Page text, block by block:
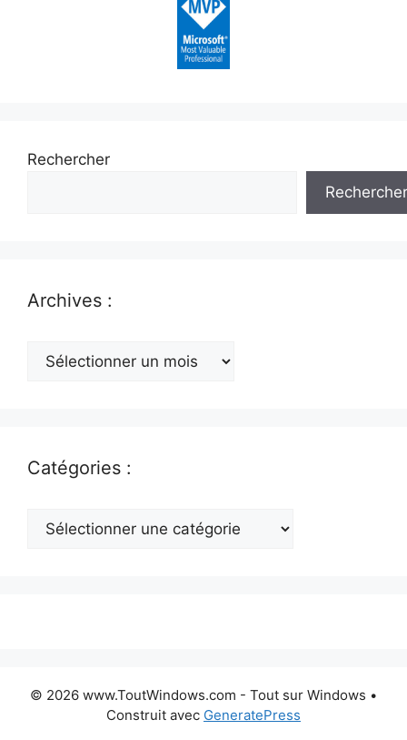
Rechercher
Rechercher
Archives :
Archives
Catégories :
Catégories
© 2026 www.ToutWindows.com - Tout sur Windows •
Construit avec GeneratePress